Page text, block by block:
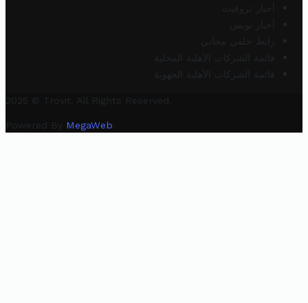
أخبار تروفيت
أخبار تونس
رابط خلفي مجاني
قائمة الشركات الأهلية المحلية
قائمة الشركات الأهلية الجهوية
2025 © Trovit. All Rights Reserved.
Powered By MegaWeb